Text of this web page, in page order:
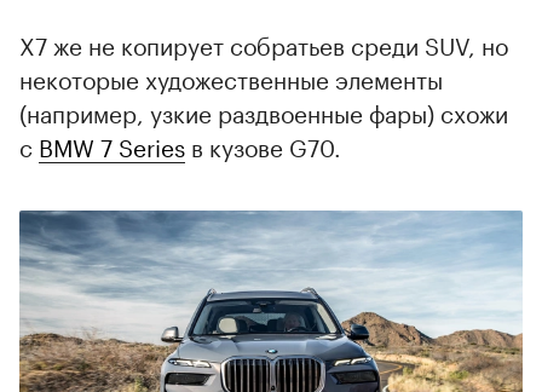
X7 же не копирует собратьев среди SUV, но
некоторые художественные элементы
(например, узкие раздвоенные фары) схожи
с BMW 7 Series в кузове G70.